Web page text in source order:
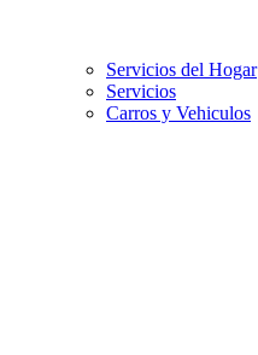
Servicios del Hogar
Servicios
Carros y Vehiculos